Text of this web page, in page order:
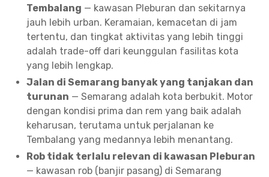
Tembalang — kawasan Pleburan dan sekitarnya
jauh lebih urban. Keramaian, kemacetan di jam
tertentu, dan tingkat aktivitas yang lebih tinggi
adalah trade-off dari keunggulan fasilitas kota
yang lebih lengkap.
Jalan di Semarang banyak yang tanjakan dan
turunan — Semarang adalah kota berbukit. Motor
dengan kondisi prima dan rem yang baik adalah
keharusan, terutama untuk perjalanan ke
Tembalang yang medannya lebih menantang.
Rob tidak terlalu relevan di kawasan Pleburan
— kawasan rob (banjir pasang) di Semarang